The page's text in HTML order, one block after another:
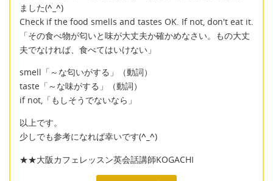
ました(^_^)
Check if the food smells and tastes OK. If not, don't eat it.
「その食べ物が匂いと味が大丈夫か確かめなさい。もの大丈
夫でなければ、食べてはいけない」
smell「～な匂いがする」（動詞）
taste「～な味がする」（動詞）
if not,「もしそうでないなら」
以上です。
少しでも参考になれば幸いです(^_^)
★★大阪カフェレッスン英会話講師KOGACHI